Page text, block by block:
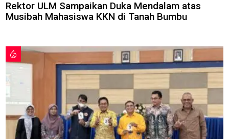
Rektor ULM Sampaikan Duka Mendalam atas
Musibah Mahasiswa KKN di Tanah Bumbu